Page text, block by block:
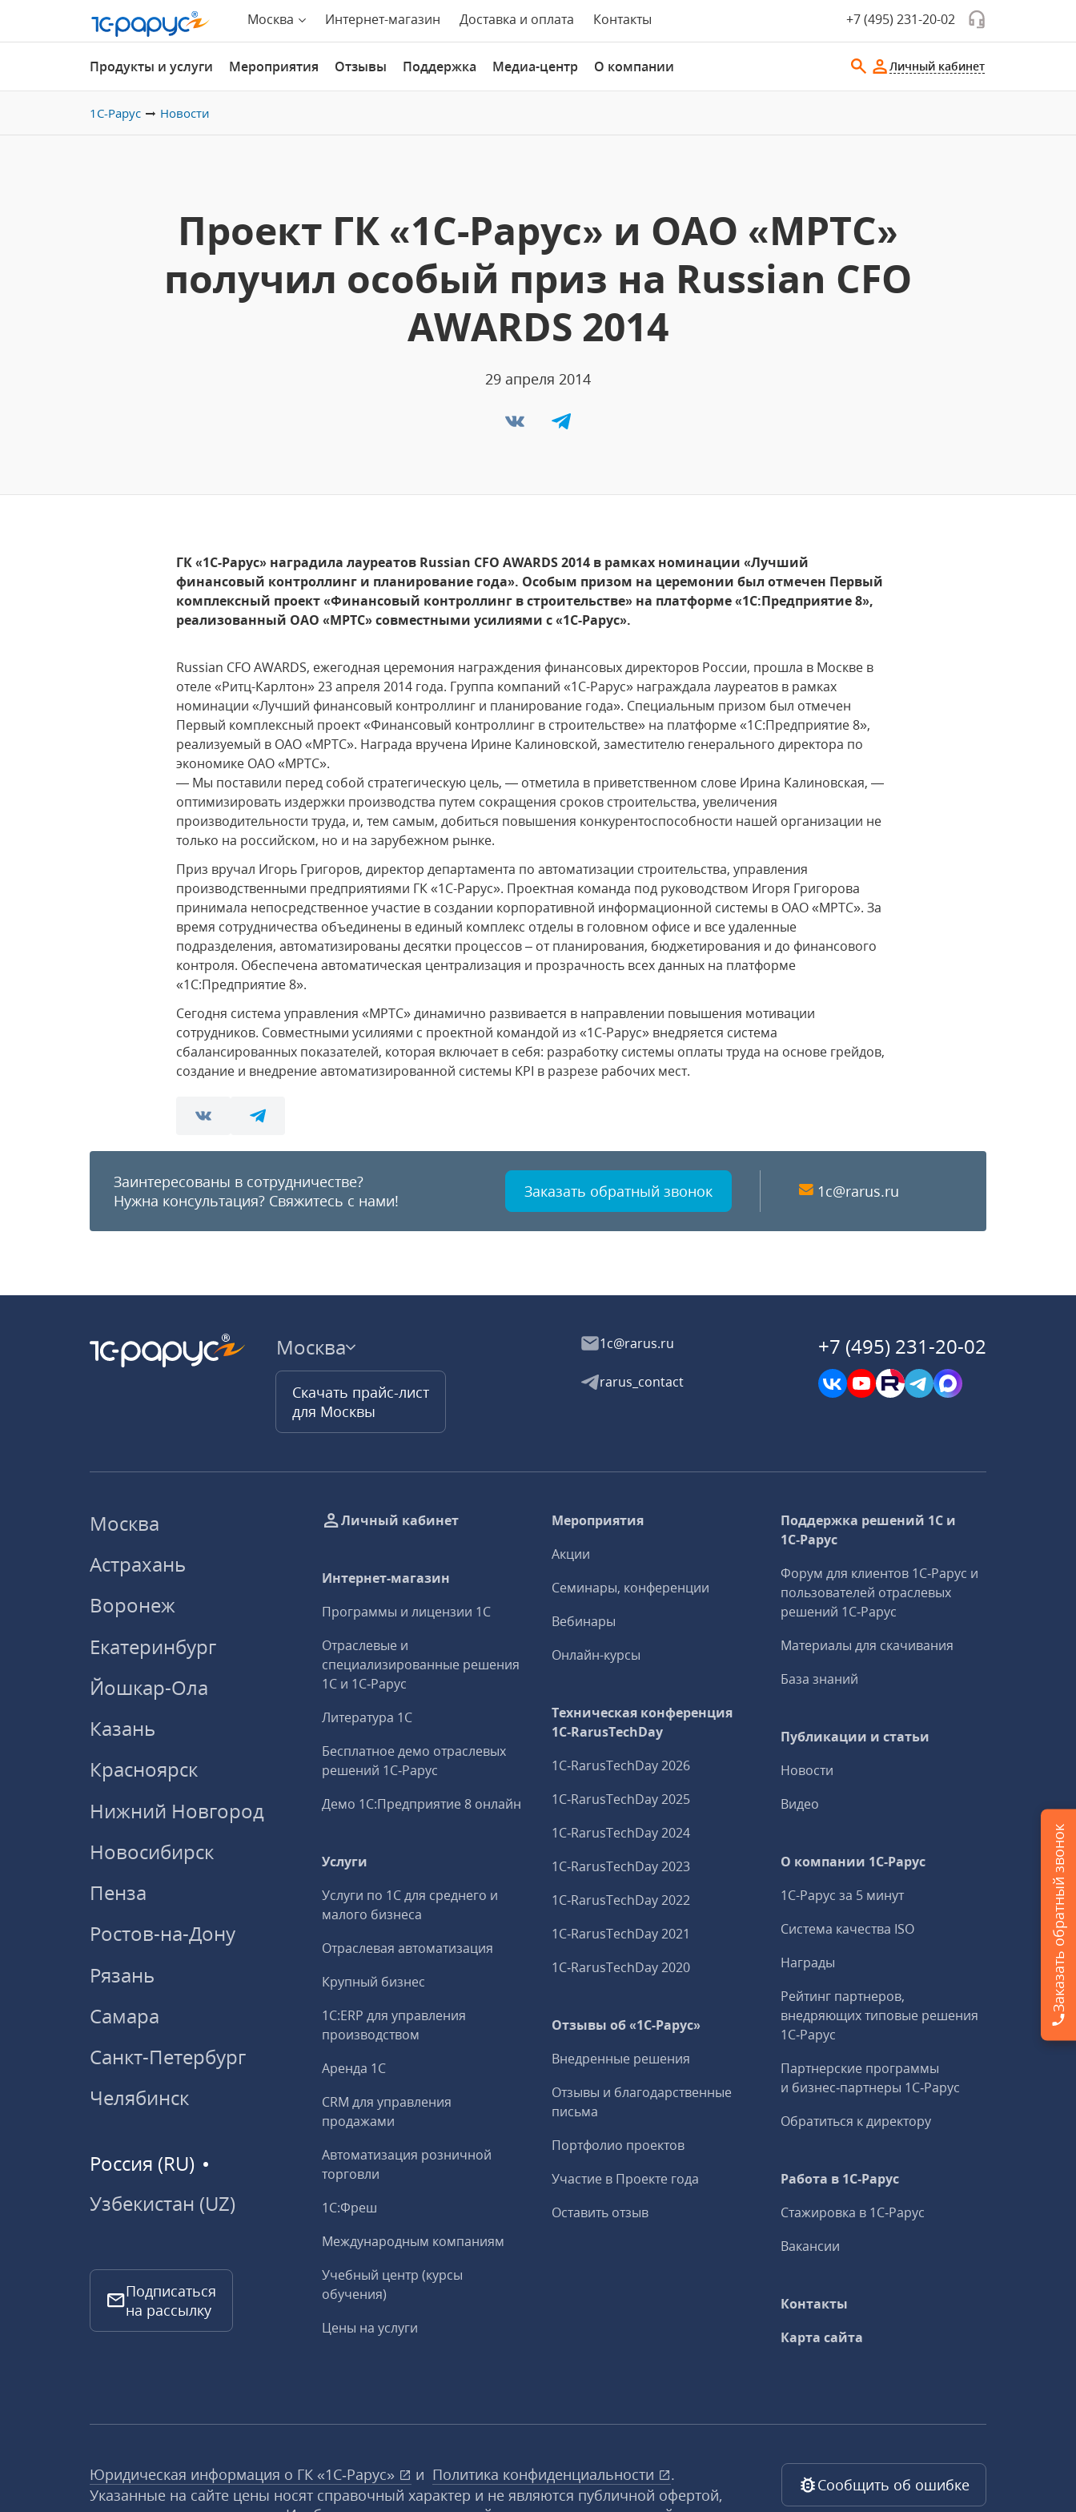
Москва Интернет-магазин Доставка и оплата Контакты +7 (495) 231-20-02
Продукты и услуги Мероприятия Отзывы Поддержка Медиа-центр О компании Личный кабинет
1С-Рарус Новости
Проект ГК «1С-Рарус» и ОАО «МРТС»
получил особый приз на Russian CFO
AWARDS 2014
29 апреля 2014
ГК «1С-Рарус» наградила лауреатов Russian CFO AWARDS 2014 в рамках номинации «Лучший
финансовый контроллинг и планирование года». Особым призом на церемонии был отмечен Первый
комплексный проект «Финансовый контроллинг в строительстве» на платформе «1С:Предприятие 8»,
реализованный ОАО «МРТС» совместными усилиями с «1С-Рарус».
Russian CFO AWARDS, ежегодная церемония награждения финансовых директоров России, прошла в Москве в
отеле «Ритц-Карлтон» 23 апреля 2014 года. Группа компаний «1С-Рарус» награждала лауреатов в рамках
номинации «Лучший финансовый контроллинг и планирование года». Специальным призом был отмечен
Первый комплексный проект «Финансовый контроллинг в строительстве» на платформе «1С:Предприятие 8»,
реализуемый в ОАО «МРТС». Награда вручена Ирине Калиновской, заместителю генерального директора по
экономике ОАО «МРТС».
— Мы поставили перед собой стратегическую цель, — отметила в приветственном слове Ирина Калиновская, —
оптимизировать издержки производства путем сокращения сроков строительства, увеличения
производительности труда, и, тем самым, добиться повышения конкурентоспособности нашей организации не
только на российском, но и на зарубежном рынке.
Приз вручал Игорь Григоров, директор департамента по автоматизации строительства, управления
производственными предприятиями ГК «1С-Рарус». Проектная команда под руководством Игоря Григорова
принимала непосредственное участие в создании корпоративной информационной системы в ОАО «МРТС». За
время сотрудничества объединены в единый комплекс отделы в головном офисе и все удаленные
подразделения, автоматизированы десятки процессов – от планирования, бюджетирования и до финансового
контроля. Обеспечена автоматическая централизация и прозрачность всех данных на платформе
«1С:Предприятие 8».
Сегодня система управления «МРТС» динамично развивается в направлении повышения мотивации
сотрудников. Совместными усилиями с проектной командой из «1С-Рарус» внедряется система
сбалансированных показателей, которая включает в себя: разработку системы оплаты труда на основе грейдов,
создание и внедрение автоматизированной системы KPI в разрезе рабочих мест.
Заинтересованы в сотрудничестве?
Нужна консультация? Свяжитесь с нами! Заказать обратный звонок 1c@rarus.ru
Москва
Скачать прайс-лист
для Москвы
1c@rarus.ru
rarus_contact
+7 (495) 231-20-02
Москва
Астрахань
Воронеж
Екатеринбург
Йошкар-Ола
Казань
Красноярск
Нижний Новгород
Новосибирск
Пенза
Ростов-на-Дону
Рязань
Самара
Санкт-Петербург
Челябинск
Россия (RU)
Узбекистан (UZ)
Подписаться
на рассылку
Личный кабинет
Интернет-магазин
Программы и лицензии 1С
Отраслевые и
специализированные решения
1С и 1С‑Рарус
Литература 1С
Бесплатное демо отраслевых
решений 1С‑Рарус
Демо 1С:Предприятие 8 онлайн
Услуги
Услуги по 1С для среднего и
малого бизнеса
Отраслевая автоматизация
Крупный бизнес
1С:ERP для управления
производством
Аренда 1С
CRM для управления
продажами
Автоматизация розничной
торговли
1С:Фреш
Международным компаниям
Учебный центр (курсы
обучения)
Цены на услуги
Мероприятия
Акции
Семинары, конференции
Вебинары
Онлайн-курсы
Техническая конференция
1C‑RarusTechDay
1C‑RarusTechDay 2026
1C‑RarusTechDay 2025
1C‑RarusTechDay 2024
1C‑RarusTechDay 2023
1C‑RarusTechDay 2022
1C‑RarusTechDay 2021
1C‑RarusTechDay 2020
Отзывы об «1С-Рарус»
Внедренные решения
Отзывы и благодарственные
письма
Портфолио проектов
Участие в Проекте года
Оставить отзыв
Поддержка решений 1С и
1С‑Рарус
Форум для клиентов 1С‑Рарус и
пользователей отраслевых
решений 1С‑Рарус
Материалы для скачивания
База знаний
Публикации и статьи
Новости
Видео
О компании 1C-Рарус
1С-Рарус за 5 минут
Система качества ISO
Награды
Рейтинг партнеров,
внедряющих типовые решения
1С‑Рарус
Партнерские программы
и бизнес‑партнеры 1С‑Рарус
Обратиться к директору
Работа в 1С‑Рарус
Стажировка в 1С‑Рарус
Вакансии
Контакты
Карта сайта
Юридическая информация о ГК «1С‑Рарус» и Политика конфиденциальности
.
Указанные на сайте цены носят справочный характер и не являются публичной офертой,
Сообщить об ошибке
Заказать обратный звонок